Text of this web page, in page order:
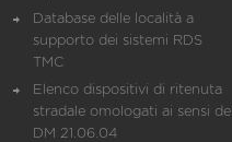
Database delle località a
supporto dei sistemi RDS
TMC
Elenco dispositivi di ritenuta
stradale omologati ai sensi del
DM 21.06.04